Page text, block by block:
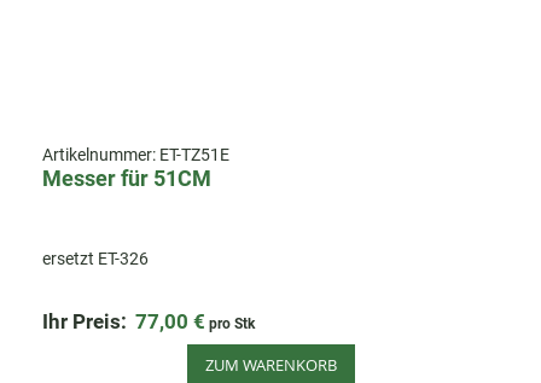
Artikelnummer: ET-TZ51E
Messer für 51CM
ersetzt ET-326
Ihr Preis: 77,00 € pro Stk
ZUM WARENKORB